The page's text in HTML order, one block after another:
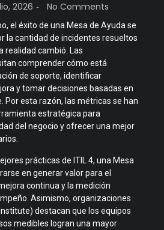
2026 - No Comments
el éxito de una Mesa de Ayuda se
la cantidad de incidentes resueltos
realidad cambió. Las
comprender cómo está
de soporte, identificar
y tomar decisiones basadas en
Por esta razón, las métricas se han
estratégica para
del negocio y ofrecer una mejor
prácticas de ITIL 4, una Mesa
en generar valor para el
continua y la medición
Asimismo, organizaciones
destacan que los equipos
medibles logran una mayor